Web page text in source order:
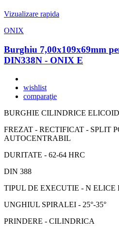
Vizualizare rapida
ONIX
Burghiu 7,00x109x69mm
DIN338N - ONIX E
wishlist
comparaţie
BURGHIE CILINDRICE
FREZAT - RECTIFICAT - SPLIT
AUTOCENTRABIL
DURITATE - 62-64 HRC
DIN 388
TIPUL DE EXECUTIE - N ELICE
UNGHIUL SPIRALEI - 25°-35°
PRINDERE - CILINDRICA